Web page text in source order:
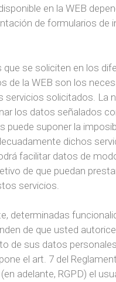
en la WEB
de formularios de
que se soliciten en los
de la WEB son los
servicios solicitados. La
los datos señalados
puede suponer la
dichos
facilitar datos de
de que puedan
servicios.
determinadas
de que usted
de sus datos
el art. 7 del
adelante, RGPD) el